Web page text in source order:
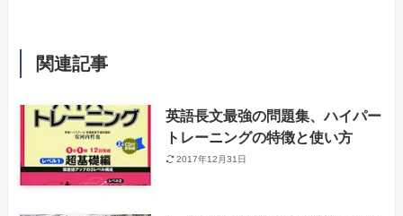
関連記事
英語長文最強の問題集、ハイパー
トレーニングの特徴と使い方
2017年12月31日